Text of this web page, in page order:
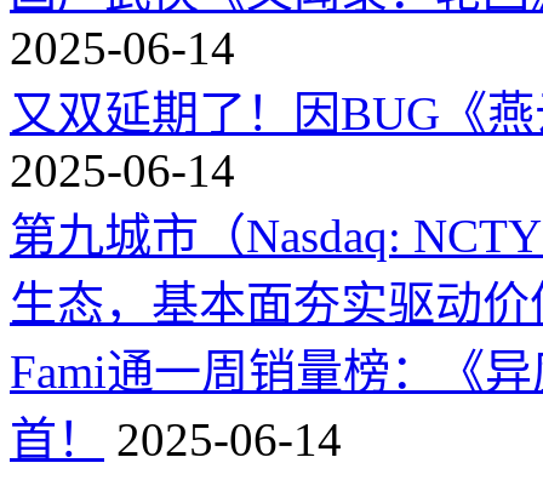
2025-06-14
又双延期了！因BUG《
2025-06-14
第九城市（Nasdaq:
生态，基本面夯实驱动价
Fami通一周销量榜：《
首！
2025-06-14